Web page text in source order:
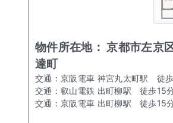
物件所在地：京都市左京
達町
交通： 京阪電車 神宮丸太町駅 徒
交通： 叡山電鉄 出町柳駅 徒歩15
交通： 京阪電車 出町柳駅 徒歩15